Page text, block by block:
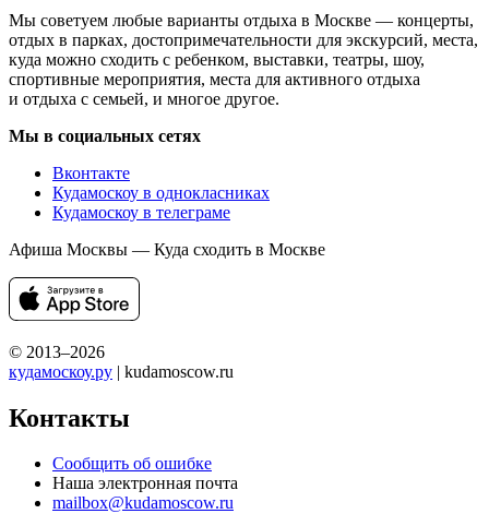
Мы советуем любые варианты отдыха в Москве — концерты,
отдых в парках, достопримечательности для экскурсий, места,
куда можно сходить с ребенком, выставки, театры, шоу,
спортивные мероприятия, места для активного отдыха
и отдыха с семьей, и многое другое.
Мы в социальных сетях
Вконтакте
Кудамоскоу в однокласниках
Кудамоскоу в телеграме
Афиша Москвы — Куда сходить в Москве
© 2013–2026
кудамоскоу.ру | kudamoscow.ru
Контакты
Сообщить об ошибке
Наша электронная почта
mailbox@kudamoscow.ru